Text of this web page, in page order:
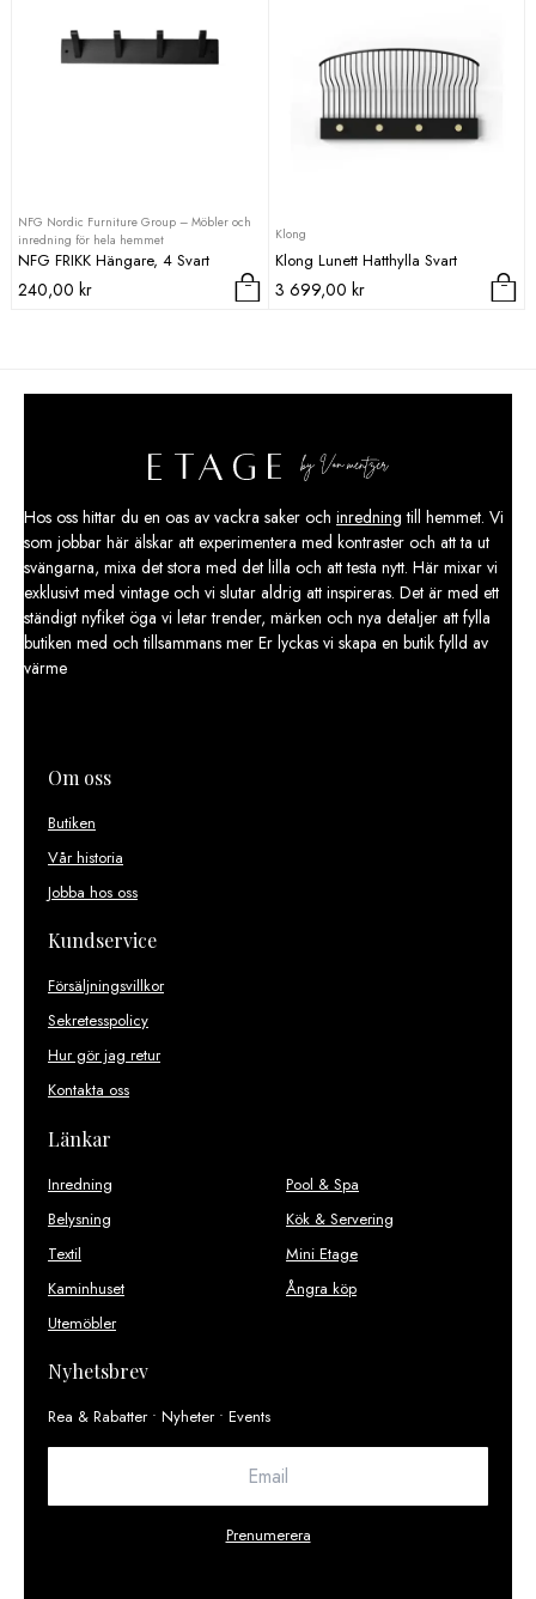
NFG Nordic Furniture Group – Möbler och
inredning för hela hemmet
NFG FRIKK Hängare, 4 Svart
240,00 kr
Klong
Klong Lunett Hatthylla Svart
3 699,00 kr
Hos oss hittar du en oas av vackra saker och inredning till hemmet. Vi
som jobbar här älskar att experimentera med kontraster och att ta ut
svängarna, mixa det stora med det lilla och att testa nytt. Här mixar vi
exklusivt med vintage och vi slutar aldrig att inspireras. Det är med ett
ständigt nyfiket öga vi letar trender, märken och nya detaljer att fylla
butiken med och tillsammans mer Er lyckas vi skapa en butik fylld av
värme
Om oss
Butiken
Vår historia
Jobba hos oss
Kundservice
Försäljningsvillkor
Sekretesspolicy
Hur gör jag retur
Kontakta oss
Länkar
Inredning
Belysning
Textil
Kaminhuset
Utemöbler
Pool & Spa
Kök & Servering
Mini Etage
Ångra köp
Nyhetsbrev
Rea & Rabatter • Nyheter • Events
Prenumerera